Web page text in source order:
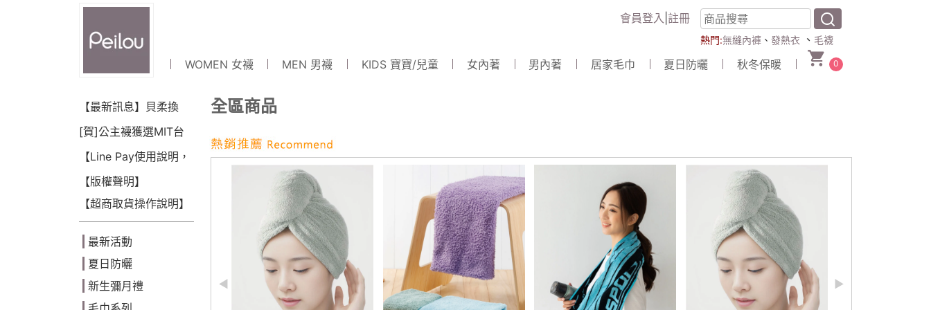
會員登入 註冊
熱門:無縫內褲 、 發熱衣 、 毛襪
WOMEN 女襪 MEN 男襪 KIDS 寶寶/兒童 女內著 男內著 居家毛巾 夏日防曬 秋冬保暖 0
【最新訊息】貝柔換
LOGO囉~!
[賀]公主襪獲選MIT台
灣金選獎(2018)
【Line Pay使用說明，
可點數折抵】
【版權聲明】
【超商取貨操作說明】
最新活動
夏日防曬
新生彌月禮
全區商品